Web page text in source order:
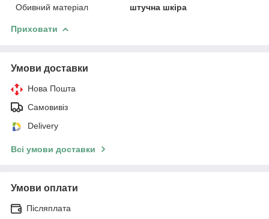
Обивний матеріал
штучна шкіра
Приховати
Умови доставки
Нова Пошта
Самовивіз
Delivery
Всі умови доставки
Умови оплати
Післяплата